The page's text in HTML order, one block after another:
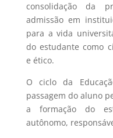
consolidação da
admissão em
para a vida
do estudante como
e ético.
O ciclo da
passagem do aluno
a formação do
autônomo,